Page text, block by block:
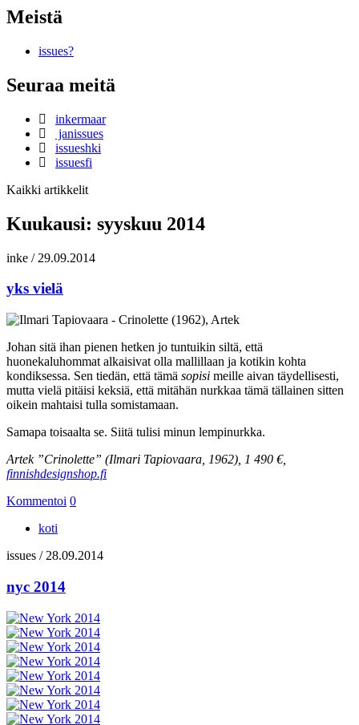
Meistä
issues?
Seuraa meitä
inkermaar
janissues
issueshki
issuesfi
Kaikki artikkelit
Kuukausi: syyskuu 2014
inke / 29.09.2014
yks vielä
Johan sitä ihan pienen hetken jo tuntuikin siltä, että
huonekaluhommat alkaisivat olla mallillaan ja kotikin kohta
kondiksessa. Sen tiedän, että tämä sopisi meille aivan täydellisesti,
mutta vielä pitäisi keksiä, että mitähän nurkkaa tämä tällainen sitten
oikein mahtaisi tulla somistamaan.
Samapa toisaalta se. Siitä tulisi minun lempinurkka.
Artek ”Crinolette” (Ilmari Tapiovaara, 1962), 1 490 €,
finnishdesignshop.fi
Kommentoi 0
koti
issues / 28.09.2014
nyc 2014